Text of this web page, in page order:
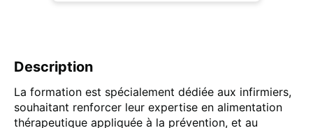
Description
La formation est spécialement dédiée aux infirmiers,
souhaitant renforcer leur expertise en alimentation
thérapeutique appliquée à la prévention, et au